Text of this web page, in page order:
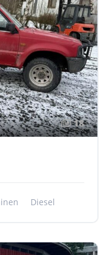
18
Diesel